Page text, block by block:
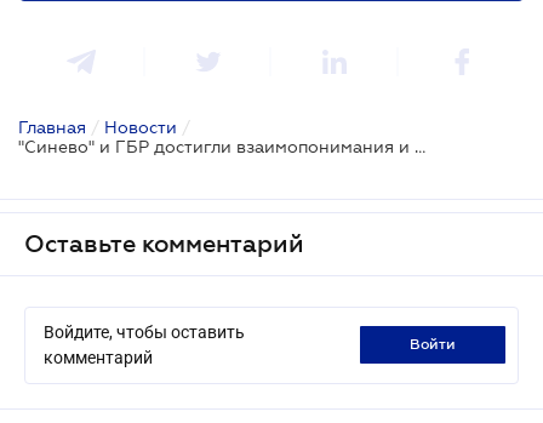
Главная / Новости /
"Синево" и ГБР достигли взаимопонимания и отменят арест здания в судебном порядке
Оставьте комментарий
Войдите, чтобы оставить
комментарий
войти